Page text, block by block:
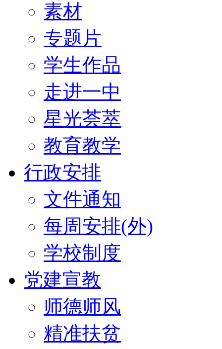
素材
专题片
学生作品
走进一中
星光荟萃
教育教学
行政安排
文件通知
每周安排(外)
学校制度
党建宣教
师德师风
精准扶贫